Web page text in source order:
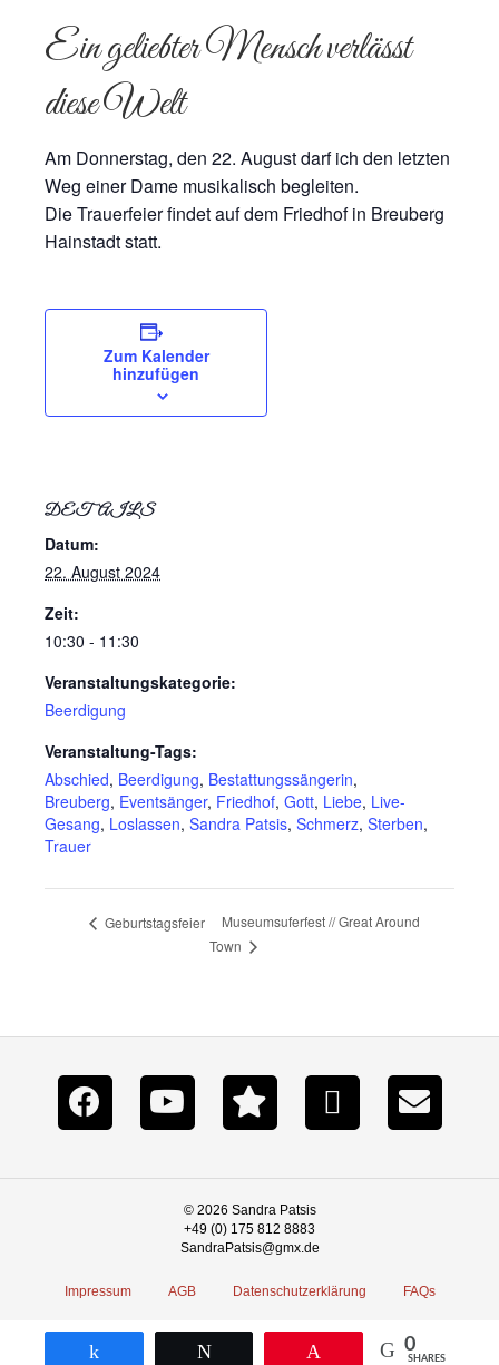
Ein geliebter Mensch verlässt
diese Welt
Am Donnerstag, den 22. August darf ich den letzten
Weg einer Dame musikalisch begleiten.
Die Trauerfeier findet auf dem Friedhof in Breuberg
Hainstadt statt.
Zum Kalender
hinzufügen
DETAILS
Datum:
22. August 2024
Zeit:
10:30 - 11:30
Veranstaltungskategorie:
Beerdigung
Veranstaltung-Tags:
Abschied, Beerdigung, Bestattungssängerin,
Breuberg, Eventsänger, Friedhof, Gott, Liebe, Live-
Gesang, Loslassen, Sandra Patsis, Schmerz, Sterben,
Trauer
Geburtstagsfeier
Museumsuferfest // Great Around
Town
© 2026 Sandra Patsis
+49 (0) 175 812 8883
SandraPatsis@gmx.de
Impressum AGB Datenschutzerklärung FAQs
0
SHARES